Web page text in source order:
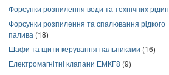
Форсунки розпилення води та технічних рідин
Форсунки розпилення та спалювання рідкого
палива (18)
Шафи та щити керування пальниками (16)
Електромагнітні клапани ЕМКГ8 (9)